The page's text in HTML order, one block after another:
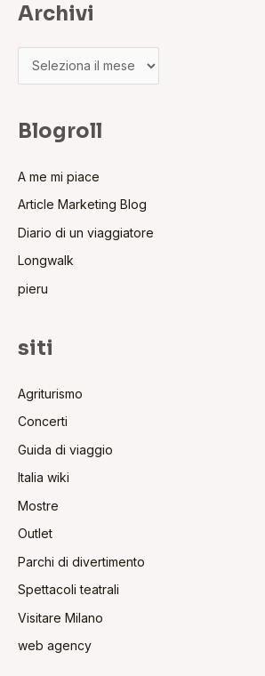
Archivi
Blogroll
A me mi piace
Article Marketing Blog
Diario di un viaggiatore
Longwalk
pieru
siti
Agriturismo
Concerti
Guida di viaggio
Italia wiki
Mostre
Outlet
Parchi di divertimento
Spettacoli teatrali
Visitare Milano
web agency